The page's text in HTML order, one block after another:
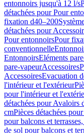
entonnoirs jusqu'à 12 l/s
détachées pour Pour
fixation d40–200
détachées pour
Pour entonnoirsPour
conventionnelle
EntonnoirsEléments
pare-vapeurAccessoires
AccessoiresEvacuation
l'intérieur et l'extérieur
pour l'intérieur et
détachées pour Avaloirs
cmPièces détachées
pour balcons et
de sol pour balcons et